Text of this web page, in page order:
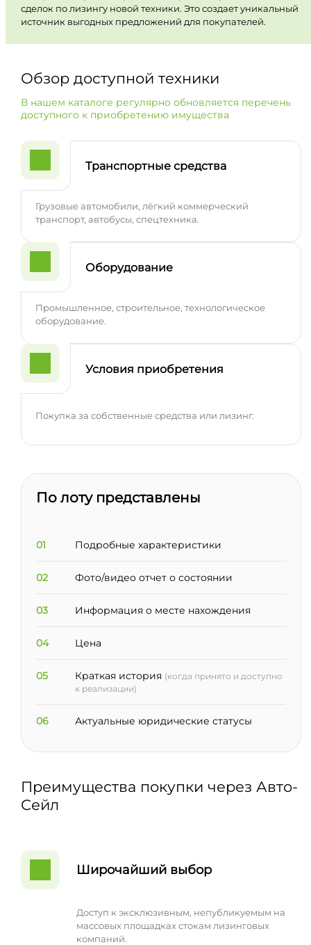
сделок по лизингу новой техники. Это создает уникальный
источник выгодных предложений для покупателей.
Обзор доступной техники
В нашем каталоге регулярно обновляется перечень
доступного к приобретению имущества
Транспортные средства
Грузовые автомобили, лёгкий коммерческий
транспорт, автобусы, спецтехника.
Оборудование
Промышленное, строительное, технологическое
оборудование.
Условия приобретения
Покупка за собственные средства или лизинг.
По лоту представлены
01 Подробные характеристики
02 Фото/видео отчет о состоянии
03 Информация о месте нахождения
04 Цена
05 Краткая история (когда принято и доступно
к реализации)
06 Актуальные юридические статусы
Преимущества покупки через Авто-
Сейл
Широчайший выбор
Доступ к эксклюзивным, непубликуемым на
массовых площадках стокам лизинговых
компаний.